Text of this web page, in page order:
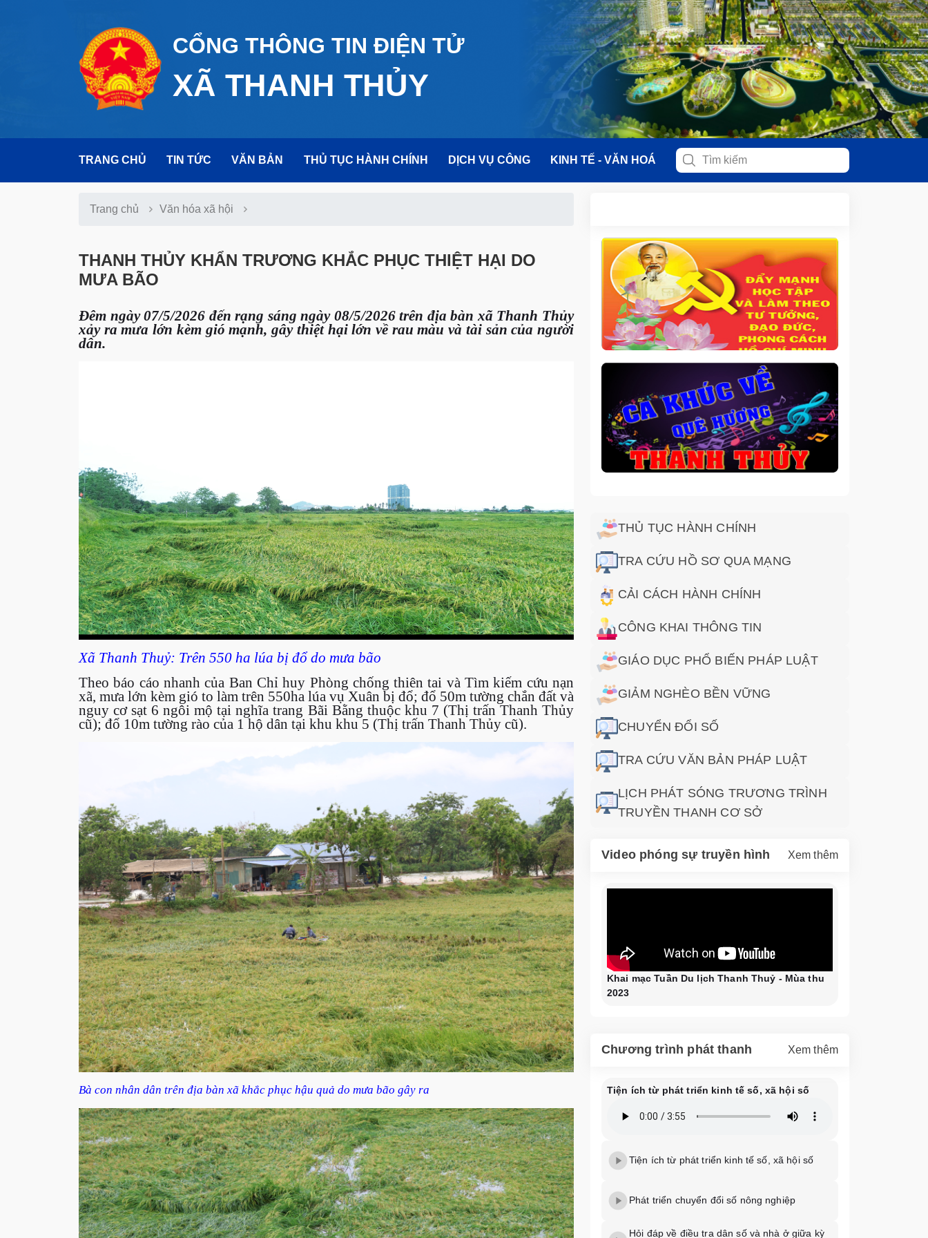
CỔNG THÔNG TIN ĐIỆN TỬ
XÃ THANH THỦY
TRANG CHỦ TIN TỨC VĂN BẢN THỦ TỤC HÀNH CHÍNH DỊCH VỤ CÔNG KINH TẾ - VĂN HOÁ
Trang chủ Văn hóa xã hội
THANH THỦY KHẨN TRƯƠNG KHẮC PHỤC THIỆT HẠI DO
MƯA BÃO
Đêm ngày 07/5/2026 đến rạng sáng ngày 08/5/2026 trên địa bàn xã Thanh Thủy
xảy ra mưa lớn kèm gió mạnh, gây thiệt hại lớn về rau màu và tài sản của người
dân.
Xã Thanh Thuỷ: Trên 550 ha lúa bị đổ do mưa bão
Theo báo cáo nhanh của Ban Chỉ huy Phòng chống thiên tai và Tìm kiếm cứu nạn
xã, mưa lớn kèm gió to làm trên 550ha lúa vụ Xuân bị đổ; đổ 50m tường chắn đất và
nguy cơ sạt 6 ngôi mộ tại nghĩa trang Bãi Bằng thuộc khu 7 (Thị trấn Thanh Thủy
cũ); đổ 10m tường rào của 1 hộ dân tại khu khu 5 (Thị trấn Thanh Thủy cũ).
Bà con nhân dân trên địa bàn xã khắc phục hậu quả do mưa bão gây ra
THỦ TỤC HÀNH CHÍNH
TRA CỨU HỒ SƠ QUA MẠNG
CẢI CÁCH HÀNH CHÍNH
CÔNG KHAI THÔNG TIN
GIÁO DỤC PHỔ BIẾN PHÁP LUẬT
GIẢM NGHÈO BỀN VỮNG
CHUYỂN ĐỔI SỐ
TRA CỨU VĂN BẢN PHÁP LUẬT
LỊCH PHÁT SÓNG TRƯƠNG TRÌNH
TRUYỀN THANH CƠ SỞ
Video phóng sự truyền hình Xem thêm
Khai mạc Tuần Du lịch Thanh Thuỷ - Mùa thu
2023
Chương trình phát thanh Xem thêm
Tiện ích từ phát triển kinh tế số, xã hội số
Tiện ích từ phát triển kinh tế số, xã hội số
Phát triển chuyển đổi số nông nghiệp
Hỏi đáp về điều tra dân số và nhà ở giữa kỳ